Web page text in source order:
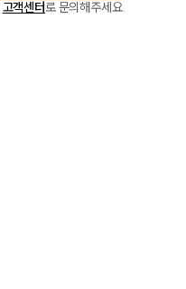
고객센터로 문의해주세요.